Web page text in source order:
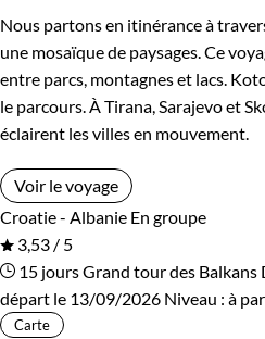
Nous partons en itinérance à
une mosaïque de paysages. Ce
entre parcs, montagnes et lacs.
le parcours. À Tirana, Sarajevo et
éclairent les villes en mouvement.
Voir le voyage
Croatie - Albanie En groupe
3,53 / 5
15 joursGrand tour des Balkans
départ le 13/09/2026 Niveau : à
Carte